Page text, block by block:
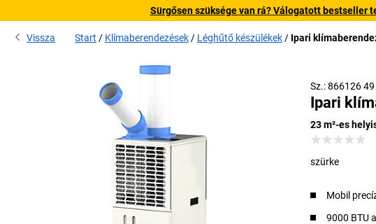
Sürgősen szüksége van rá? Válogatott
Vissza Start Klímaberendezések Léghűtő készülékek Ipari
Sz.: 866126 49
Ipari
23 m²-es
szürke
Mobil
9000 BTU